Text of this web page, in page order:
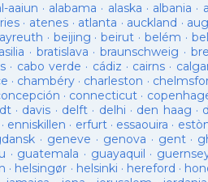
aaiun · alabama · alaska · albania ·
· atenes · atlanta · auckland ·
· beijing ·beirut · belém ·
· bratislava ·braunschweig ·
· cabo verde · cádiz · cairns ·
· chambéry · charleston ·
· connecticut ·
· davis · delft· delhi · den haag ·
· enniskillen · erfurt· essaouira ·
· geneve · genova · gent·
· guatemala · guayaquil ·
· helsingør · helsinki · hereford ·